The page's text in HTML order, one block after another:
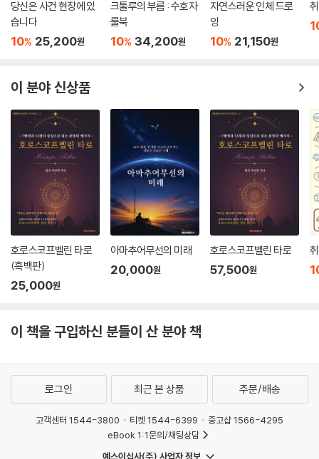
당신은 사건 현장에 있
습니다
10% 25,200원
크툴루의 부름 : 수호자
룰북
10% 34,200원
자연스러운 인체 드로
잉
10% 21,150원
이 분야 신상품
호로스코프벨린 타로
(흑백판)
25,000원
아마추어무선의 미래
20,000원
호로스코프벨린 타로
57,500원
이 책을 구입하신 분들이 산 분야 책
로그인 최근 본 상품 주문/배송
고객센터 1544-3800 티켓 1544-6399
중고샵 1566-4295
eBook 1:1문의/채팅상담
예스이십사(주) 사업자 정보